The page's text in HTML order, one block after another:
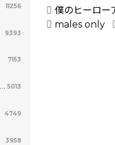
11256
9393
7153
5013
4749
3958
僕のヒーロー
males only